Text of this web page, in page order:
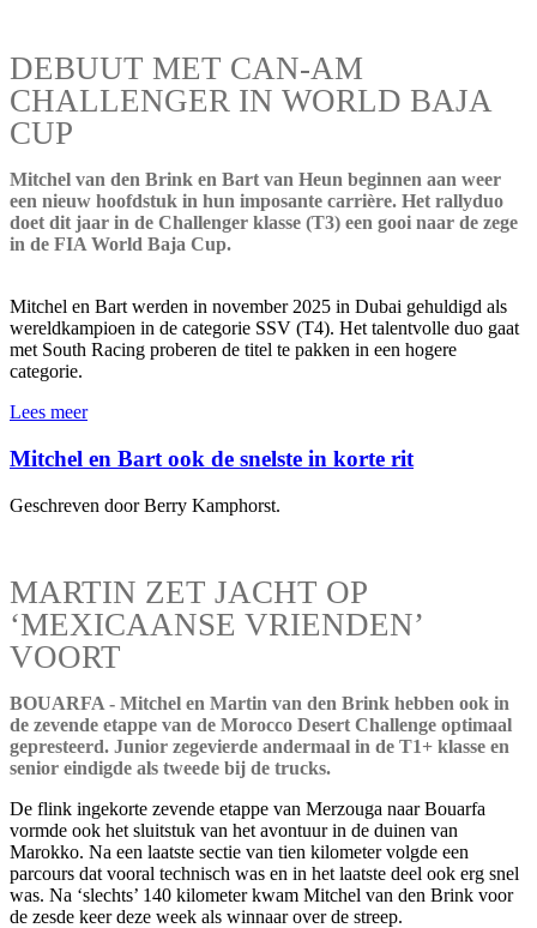
DEBUUT MET CAN-AM
CHALLENGER IN WORLD BAJA
CUP
Mitchel van den Brink en Bart van Heun beginnen aan weer
een nieuw hoofdstuk in hun imposante carrière. Het rallyduo
doet dit jaar in de Challenger klasse (T3) een gooi naar de zege
in de FIA World Baja Cup.
Mitchel en Bart werden in november 2025 in Dubai gehuldigd als
wereldkampioen in de categorie SSV (T4). Het talentvolle duo gaat
met South Racing proberen de titel te pakken in een hogere
categorie.
Lees meer
Mitchel en Bart ook de snelste in korte rit
Geschreven door Berry Kamphorst.
MARTIN ZET JACHT OP
‘MEXICAANSE VRIENDEN’
VOORT
BOUARFA - Mitchel en Martin van den Brink hebben ook in
de zevende etappe van de Morocco Desert Challenge optimaal
gepresteerd. Junior zegevierde andermaal in de T1+ klasse en
senior eindigde als tweede bij de trucks.
De flink ingekorte zevende etappe van Merzouga naar Bouarfa
vormde ook het sluitstuk van het avontuur in de duinen van
Marokko. Na een laatste sectie van tien kilometer volgde een
parcours dat vooral technisch was en in het laatste deel ook erg snel
was. Na ‘slechts’ 140 kilometer kwam Mitchel van den Brink voor
de zesde keer deze week als winnaar over de streep.